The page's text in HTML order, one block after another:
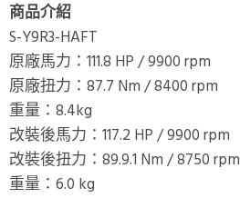
商品介紹
S-Y9R3-HAFT
原廠馬力：111.8 HP / 9900 rpm
原廠扭力：87.7 Nm / 8400 rpm
重量：8.4kg
改裝後馬力：117.2 HP / 9900 rpm
改裝後扭力：89.9.1 Nm / 8750 rpm
重量：6.0 kg